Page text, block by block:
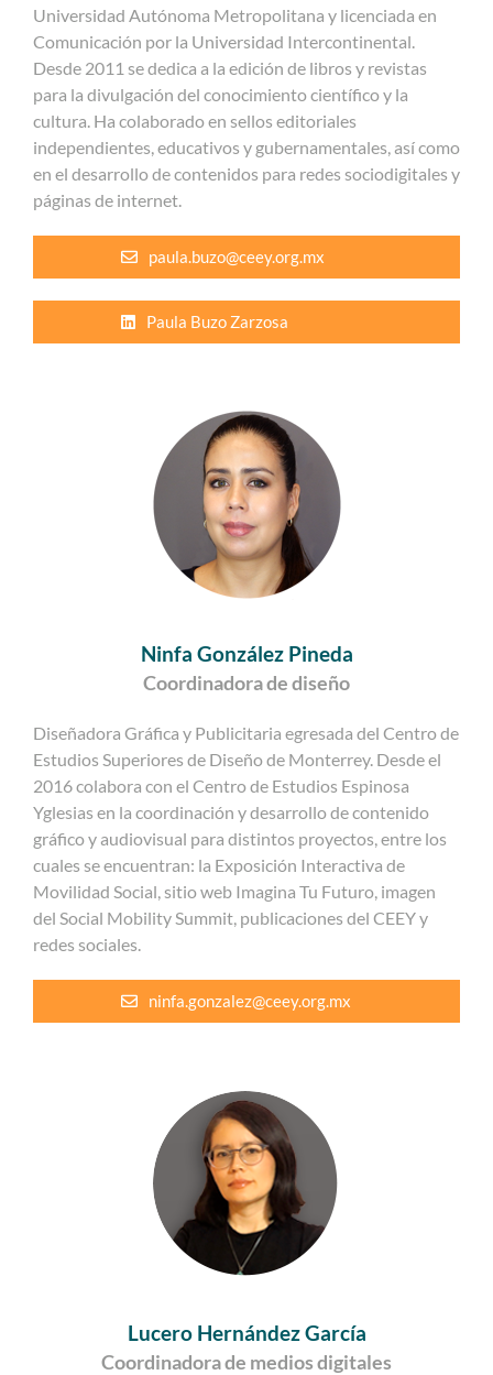
Universidad Autónoma Metropolitana y licenciada en
Comunicación por la Universidad Intercontinental.
Desde 2011 se dedica a la edición de libros y revistas
para la divulgación del conocimiento científico y la
cultura. Ha colaborado en sellos editoriales
independientes, educativos y gubernamentales, así como
en el desarrollo de contenidos para redes sociodigitales y
páginas de internet.
paula.buzo@ceey.org.mx
Paula Buzo Zarzosa
Ninfa González Pineda
Coordinadora de diseño
Diseñadora Gráfica y Publicitaria egresada del Centro de
Estudios Superiores de Diseño de Monterrey. Desde el
2016 colabora con el Centro de Estudios Espinosa
Yglesias en la coordinación y desarrollo de contenido
gráfico y audiovisual para distintos proyectos, entre los
cuales se encuentran: la Exposición Interactiva de
Movilidad Social, sitio web Imagina Tu Futuro, imagen
del Social Mobility Summit, publicaciones del CEEY y
redes sociales.
ninfa.gonzalez@ceey.org.mx
Lucero Hernández García
Coordinadora de medios digitales